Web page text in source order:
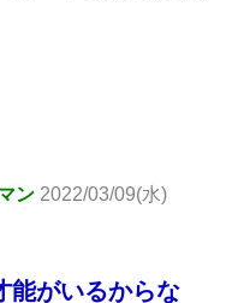
ン 2022/03/09(水)
能がいるからな